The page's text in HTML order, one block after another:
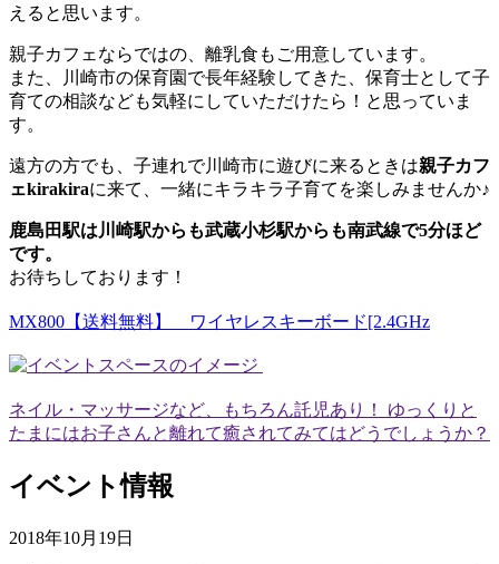
えると思います。
親子カフェならではの、離乳食もご用意しています。
また、川崎市の保育園で長年経験してきた、保育士として子
育ての相談なども気軽にしていただけたら！と思っていま
す。
遠方の方でも、子連れで川崎市に遊びに来るときは親子カフ
ェkirakiraに来て、一緒にキラキラ子育てを楽しみませんか♪
鹿島田駅は川崎駅からも武蔵小杉駅からも南武線で5分ほど
です。
お待ちしております！
MX800【送料無料】 ワイヤレスキーボード[2.4GHz
ネイル・マッサージなど、もちろん託児あり！ ゆっくりと
たまにはお子さんと離れて癒されてみてはどうでしょうか？
イベント情報
2018年10月19日